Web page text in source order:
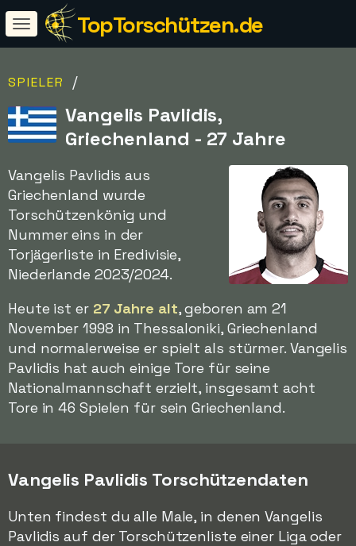
TopTorschützen.de
SPIELER /
Vangelis Pavlidis,
Griechenland - 27 Jahre
Vangelis Pavlidis aus
Griechenland wurde
Torschützenkönig und
Nummer eins in der
Torjägerliste in Eredivisie,
Niederlande 2023/2024.
Heute ist er 27 Jahre alt, geboren am 21
November 1998 in Thessaloniki, Griechenland
und normalerweise er spielt als stürmer. Vangelis
Pavlidis hat auch einige Tore für seine
Nationalmannschaft erzielt, insgesamt acht
Tore in 46 Spielen für sein Griechenland.
Vangelis Pavlidis Torschützendaten
Unten findest du alle Male, in denen Vangelis
Pavlidis auf der Torschützenliste einer Liga oder